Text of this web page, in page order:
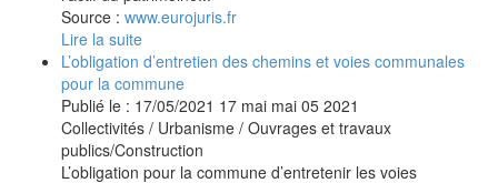
Source : www.eurojuris.fr
Lire la suite
L’obligation d’entretien des chemins et voies communales
pour la commune
Publié le : 17/05/2021 17 mai mai 05 2021
Collectivités / Urbanisme / Ouvrages et travaux
publics/Construction
L’obligation pour la commune d’entretenir les voies